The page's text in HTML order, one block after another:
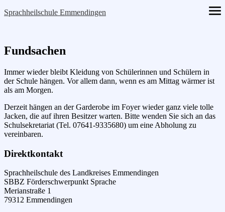
Skip
Sprachheilschule Emmendingen
Fundsachen
Immer wieder bleibt Kleidung von Schülerinnen und Schülern in
der Schule hängen. Vor allem dann, wenn es am Mittag wärmer ist
als am Morgen.
Derzeit hängen an der Garderobe im Foyer wieder ganz viele tolle
Jacken, die auf ihren Besitzer warten. Bitte wenden Sie sich an das
Schulsekretariat (Tel. 07641-9335680) um eine Abholung zu
vereinbaren.
Direktkontakt
Sprachheilschule des Landkreises Emmendingen
SBBZ Förderschwerpunkt Sprache
Merianstraße 1
79312 Emmendingen